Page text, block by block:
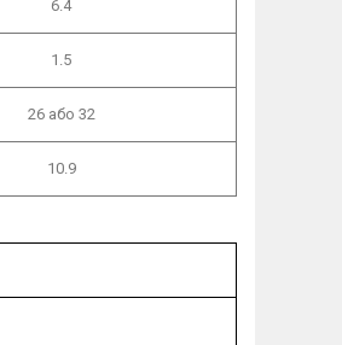
6.4
1.5
26 або 32
10.9